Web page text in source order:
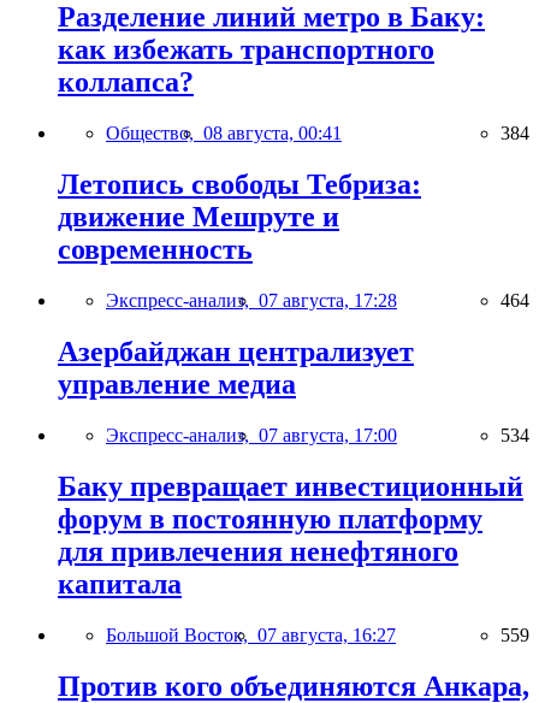
Разделение линий метро в Баку:
как избежать транспортного
коллапса?
Общество, 08 августа, 00:41 384
Летопись свободы Тебриза:
движение Мешруте и
современность
Экспресс-анализ, 07 августа, 17:28 464
Азербайджан централизует
управление медиа
Экспресс-анализ, 07 августа, 17:00 534
Баку превращает инвестиционный
форум в постоянную платформу
для привлечения ненефтяного
капитала
Большой Восток, 07 августа, 16:27 559
Против кого объединяются Анкара,